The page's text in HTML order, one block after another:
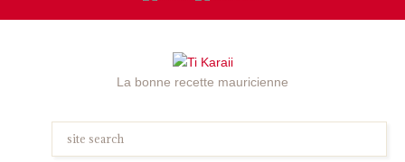
La bonne recette mauricienne